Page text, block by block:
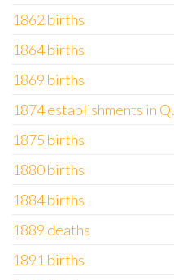
1862 births
1864 births
1869 births
1874 establishments in
1875 births
1880 births
1884 births
1889 deaths
1891 births